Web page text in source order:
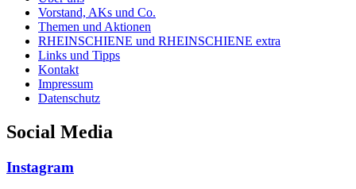
Vorstand, AKs und Co.
Themen und Aktionen
RHEINSCHIENE und RHEINSCHIENE extra
Links und Tipps
Kontakt
Impressum
Datenschutz
Social Media
Instagram